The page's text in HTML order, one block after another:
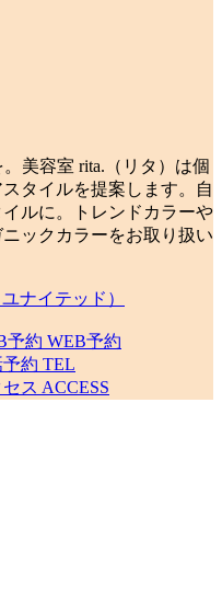
美容室 rita.（リタ）は個
タイルを提案します。自
ルに。トレンドカラーや
ックカラーをお取り扱い
WEB予約
TEL
ACCESS